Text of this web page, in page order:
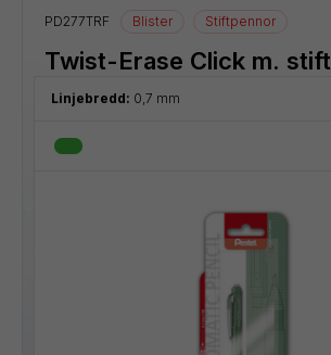
PD277TRF Blister Stiftpennor
Twist-Erase Click m. stift
Linjebredd: 0,7 mm